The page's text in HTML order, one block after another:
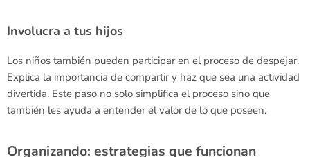
Involucra a tus hijos
Los niños también pueden participar en el proceso de despejar.
Explica la importancia de compartir y haz que sea una actividad
divertida. Este paso no solo simplifica el proceso sino que
también les ayuda a entender el valor de lo que poseen.
Organizando: estrategias que funcionan